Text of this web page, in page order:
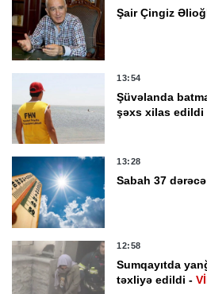
Şair Çingiz
13:54
Şüvəlanda
şəxs xilas edildi
13:28
Sabah 37
12:58
Sumqayıtda
təxliyə edildi -